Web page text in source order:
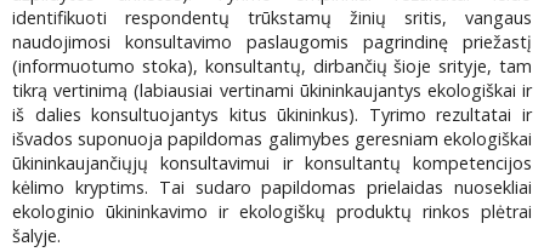
identifikuoti respondentų trūkstamų žinių sritis, vangaus
naudojimosi konsultavimo paslaugomis pagrindinę priežastį
(informuotumo stoka), konsultantų, dirbančių šioje srityje, tam
tikrą vertinimą (labiausiai vertinami ūkininkaujantys ekologiškai ir
iš dalies konsultuojantys kitus ūkininkus). Tyrimo rezultatai ir
išvados suponuoja papildomas galimybes geresniam ekologiškai
ūkininkaujančiųjų konsultavimui ir konsultantų kompetencijos
kėlimo kryptims. Tai sudaro papildomas prielaidas nuosekliai
ekologinio ūkininkavimo ir ekologiškų produktų rinkos plėtrai
šalyje.